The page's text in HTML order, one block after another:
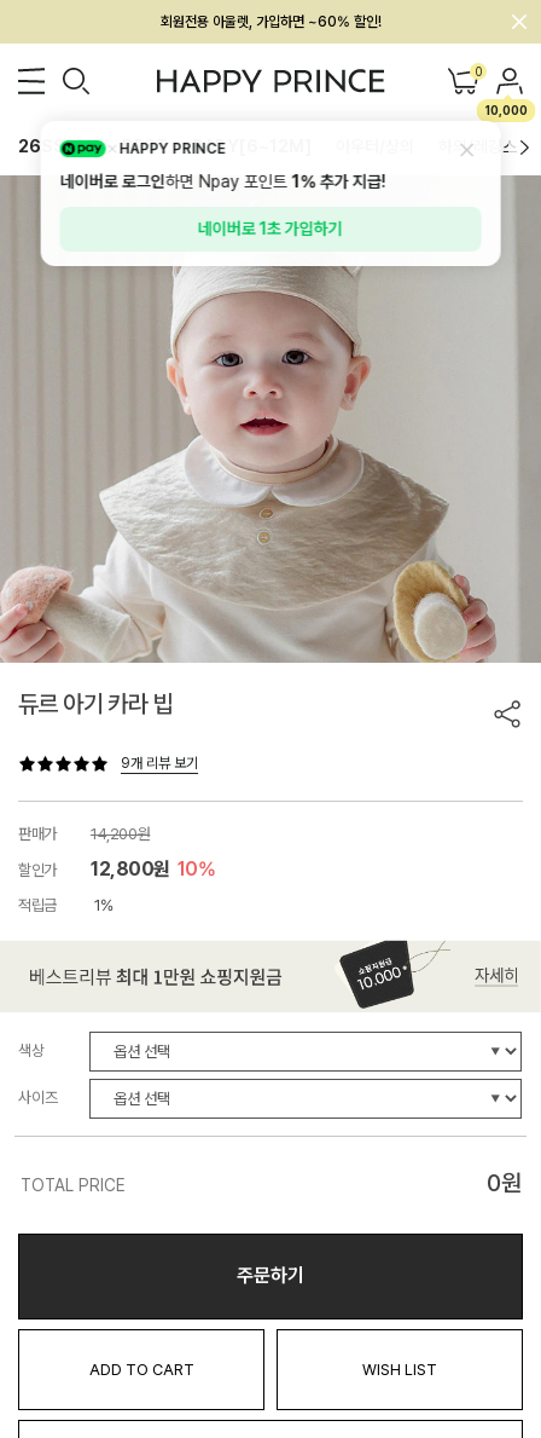
회원전용 아울렛, 가입하면 ~60% 할인!
멤버십 최대 28,000원 혜택 0
10,000
26SS 신상 BEST BABY[6~12M] 하의/레깅스
듀르 아기 카라 빕
9개 리뷰 보기
판매가
14,200원
할인가
12,800원 10%
적립금 1%
색상
사이즈
TOTAL PRICE 0원
주문하기
ADD TO CART WISH LIST
HAPPY PRINCE
네이버로 로그인하면 Npay 포인트1%추가 지급!
네이버로 1초 가입하기